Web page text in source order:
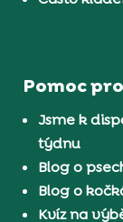
Pomoc
Jsme k
týdnu
Blog o
Blog o
Kvíz na